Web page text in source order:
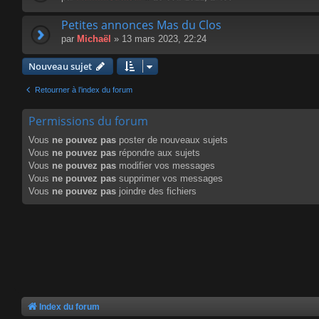
Petites annonces Mas du Clos
par Michaël » 13 mars 2023, 22:24
Nouveau sujet
Retourner à l’index du forum
Permissions du forum
Vous ne pouvez pas poster de nouveaux sujets
Vous ne pouvez pas répondre aux sujets
Vous ne pouvez pas modifier vos messages
Vous ne pouvez pas supprimer vos messages
Vous ne pouvez pas joindre des fichiers
Index du forum